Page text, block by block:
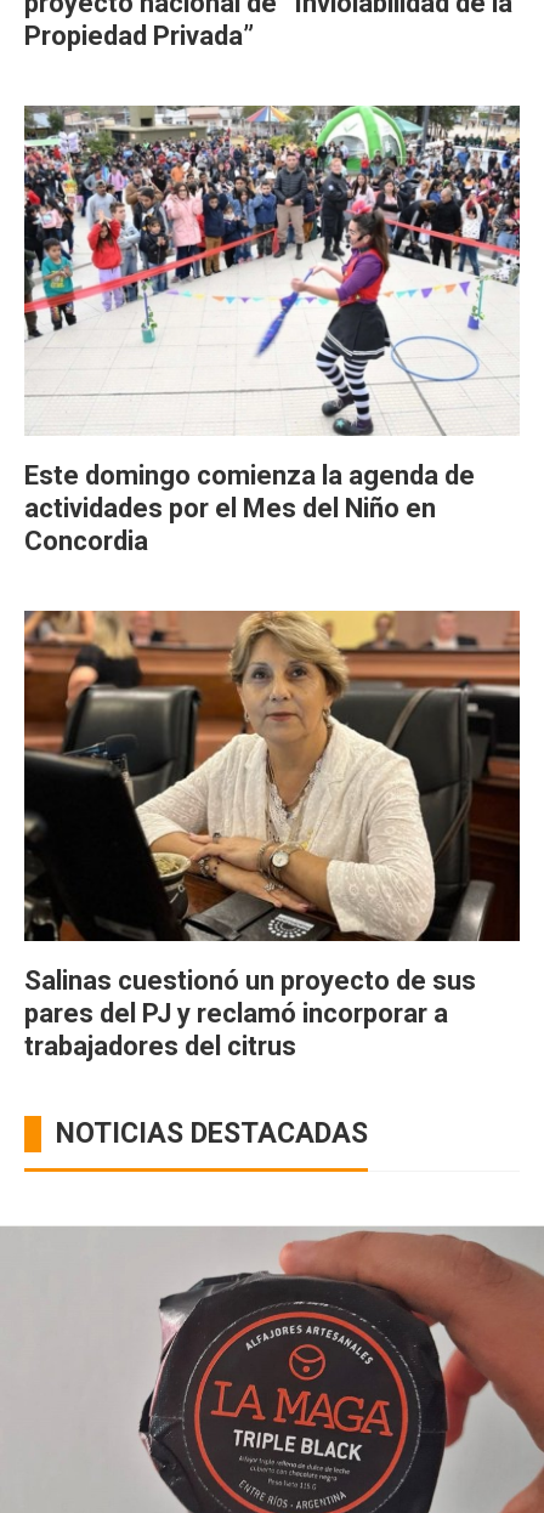
Propiedad Privada”
Este domingo comienza la agenda de
actividades por el Mes del Niño en
Concordia
Salinas cuestionó un proyecto de sus
pares del PJ y reclamó incorporar a
trabajadores del citrus
NOTICIAS DESTACADAS